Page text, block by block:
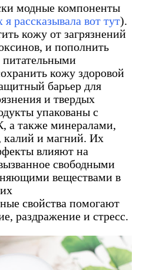
модные компоненты
я рассказывала вот тут).
кожу от загрязнений
и пополнить
кожу здоровой
барьер для
и твердых
упакованы с
а также минералами,
калий и магний. Их
влияют на
свободными
веществами в
свойства помогают
раздражение и стресс.